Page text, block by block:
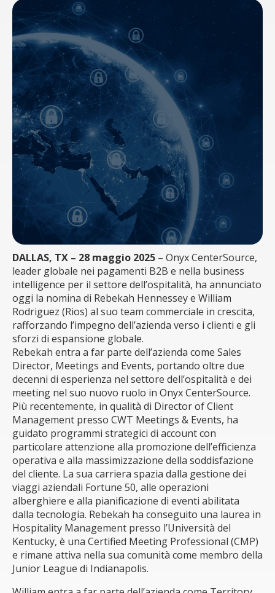
DALLAS, TX – 28 maggio 2025 – Onyx CenterSource,
leader globale nei pagamenti B2B e nella business
intelligence per il settore dell’ospitalità, ha annunciato
oggi la nomina di Rebekah Hennessey e William
Rodriguez (Rios) al suo team commerciale in crescita,
rafforzando l’impegno dell’azienda verso i clienti e gli
sforzi di espansione globale.
Rebekah entra a far parte dell’azienda come Sales
Director, Meetings and Events, portando oltre due
decenni di esperienza nel settore dell’ospitalità e dei
meeting nel suo nuovo ruolo in Onyx CenterSource.
Più recentemente, in qualità di Director of Client
Management presso CWT Meetings & Events, ha
guidato programmi strategici di account con
particolare attenzione alla promozione dell’efficienza
operativa e alla massimizzazione della soddisfazione
del cliente. La sua carriera spazia dalla gestione dei
viaggi aziendali Fortune 50, alle operazioni
alberghiere e alla pianificazione di eventi abilitata
dalla tecnologia. Rebekah ha conseguito una laurea in
Hospitality Management presso l’Università del
Kentucky, è una Certified Meeting Professional (CMP)
e rimane attiva nella sua comunità come membro della
Junior League di Indianapolis.